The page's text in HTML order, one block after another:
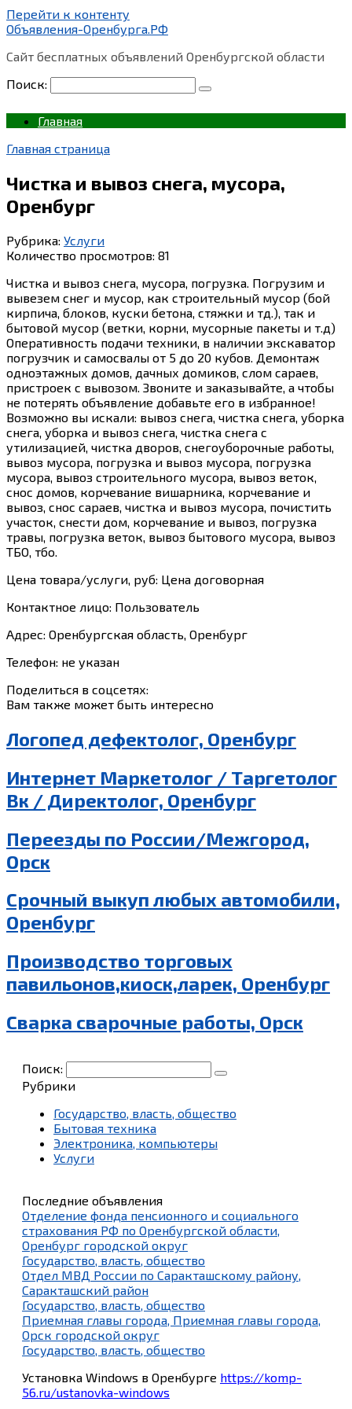
Перейти к контенту
Объявления-Оренбурга.РФ
Сайт бесплатных объявлений Оренбургской области
Поиск:
Главная
Главная страница
Чистка и вывоз снега, мусора,
Оренбург
Рубрика: Услуги
Количество просмотров: 81
Чистка и вывоз снега, мусора, погрузка. Погрузим и
вывезем снег и мусор, как строительный мусор (бой
кирпича, блоков, куски бетона, стяжки и тд.), так и
бытовой мусор (ветки, корни, мусорные пакеты и т.д)
Оперативность подачи техники, в наличии экскаватор
погрузчик и самосвалы от 5 до 20 кубов. Демонтаж
одноэтажных домов, дачных домиков, слом сараев,
пристроек с вывозом. Звоните и заказывайте, а чтобы
не потерять объявление добавьте его в избранное!
Возможно вы искали: вывоз снега, чистка снега, уборка
снега, уборка и вывоз снега, чистка снега с
утилизацией, чистка дворов, снегоуборочные работы,
вывоз мусора, погрузка и вывоз мусора, погрузка
мусора, вывоз строительного мусора, вывоз веток,
снос домов, корчевание вишарника, корчевание и
вывоз, снос сараев, чистка и вывоз мусора, почистить
участок, снести дом, корчевание и вывоз, погрузка
травы, погрузка веток, вывоз бытового мусора, вывоз
ТБО, тбо.
Цена товара/услуги, руб: Цена договорная
Контактное лицо: Пользователь
Адрес: Оренбургская область, Оренбург
Телефон: не указан
Поделиться в соцсетях:
Вам также может быть интересно
Логопед дефектолог, Оренбург
Интернет Маркетолог / Таргетолог
Вк / Директолог, Оренбург
Переезды по России/Межгород,
Орск
Срочный выкуп любых автомобили,
Оренбург
Производство торговых
павильонов,киоск,ларек, Оренбург
Сварка сварочные работы, Орск
Поиск:
Рубрики
Государство, власть, общество
Бытовая техника
Электроника, компьютеры
Услуги
Последние объявления
Отделение фонда пенсионного и социального
страхования РФ по Оренбургской области,
Оренбург городской округ
Государство, власть, общество
Отдел МВД России по Саракташскому району,
Саракташский район
Государство, власть, общество
Приемная главы города, Приемная главы города,
Орск городской округ
Государство, власть, общество
Установка Windows в Оренбурге https://komp-
56.ru/ustanovka-windows